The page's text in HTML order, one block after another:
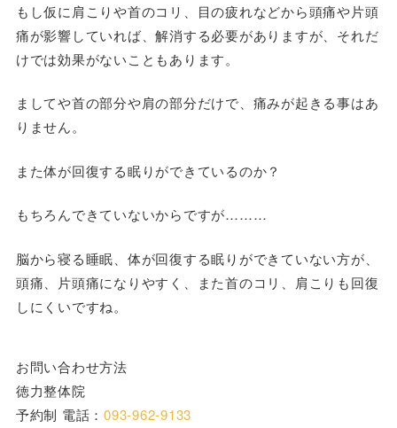
もし仮に肩こりや首のコリ、目の疲れなどから頭痛や片頭
痛が影響していれば、解消する必要がありますが、それだ
けでは効果がないこともあります。
ましてや首の部分や肩の部分だけで、痛みが起きる事はあ
りません。
また体が回復する眠りができているのか？
もちろんできていないからですが………
脳から寝る睡眠、体が回復する眠りができていない方が、
頭痛、片頭痛になりやすく、また首のコリ、肩こりも回復
しにくいですね。
お問い合わせ方法
徳力整体院
予約制 電話：093-962-9133